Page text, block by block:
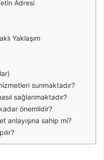
Adresi
Yaklaşım
sunmaktadır?
sağlanmaktadır?
önemlidir?
anlayışına sahip mi?